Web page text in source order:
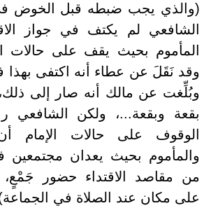
(والذي يجب ضبطه قبل الخوض
الشافعي لم يكتف في جواز
المأموم بحيث يقف على حالات
وقد نَقَلَ عن عطاء أنه اكتفى بهذا
وبُلِّغت عن مالك أنه صار إلى
بقعة وبقعة...، ولكن الشافعي
الوقوف على حالات الإمام
والمأموم بحيث يعدان مجتمعين
من مقاصد الاقتداء حضور جَمْعٍ،
على مكان عند الصلاة في